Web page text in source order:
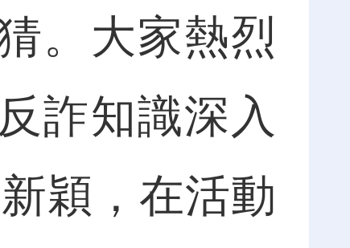
。大家熱烈
詐知識深入
穎，在活動